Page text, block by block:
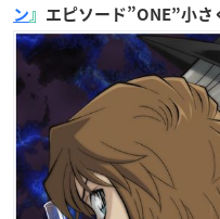
ン 』 エピソード”ONE”小さ